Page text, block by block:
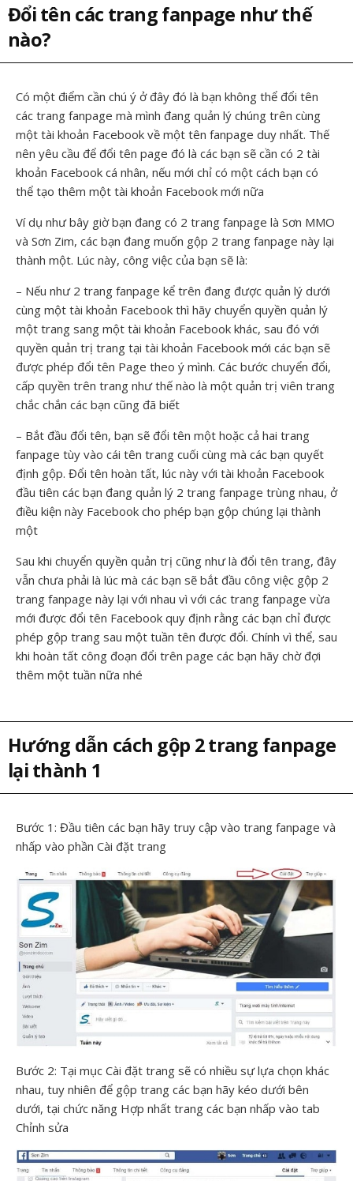
Đổi tên các trang fanpage như thế
nào?
Có một điểm cần chú ý ở đây đó là bạn không thể đổi tên
các trang fanpage mà mình đang quản lý chúng trên cùng
một tài khoản Facebook về một tên fanpage duy nhất. Thế
nên yêu cầu để đổi tên page đó là các bạn sẽ cần có 2 tài
khoản Facebook cá nhân, nếu mới chỉ có một cách bạn có
thể tạo thêm một tài khoản Facebook mới nữa
Ví dụ như bây giờ bạn đang có 2 trang fanpage là Sơn MMO
và Sơn Zim, các bạn đang muốn gộp 2 trang fanpage này lại
thành một. Lúc này, công việc của bạn sẽ là:
– Nếu như 2 trang fanpage kể trên đang được quản lý dưới
cùng một tài khoản Facebook thì hãy chuyển quyền quản lý
một trang sang một tài khoản Facebook khác, sau đó với
quyền quản trị trang tại tài khoản Facebook mới các bạn sẽ
được phép đổi tên Page theo ý mình. Các bước chuyển đổi,
cấp quyền trên trang như thế nào là một quản trị viên trang
chắc chắn các bạn cũng đã biết
– Bắt đầu đổi tên, bạn sẽ đổi tên một hoặc cả hai trang
fanpage tùy vào cái tên trang cuối cùng mà các bạn quyết
định gộp. Đổi tên hoàn tất, lúc này với tài khoản Facebook
đầu tiên các bạn đang quản lý 2 trang fanpage trùng nhau, ở
điều kiện này Facebook cho phép bạn gộp chúng lại thành
một
Sau khi chuyển quyền quản trị cũng như là đổi tên trang, đây
vẫn chưa phải là lúc mà các bạn sẽ bắt đầu công việc gộp 2
trang fanpage này lại với nhau vì với các trang fanpage vừa
mới được đổi tên Facebook quy định rằng các bạn chỉ được
phép gộp trang sau một tuần tên được đổi. Chính vì thể, sau
khi hoàn tất công đoạn đổi trên page các bạn hãy chờ đợi
thêm một tuần nữa nhé
Hướng dẫn cách gộp 2 trang fanpage
lại thành 1
Bước 1: Đầu tiên các bạn hãy truy cập vào trang fanpage và
nhấp vào phần Cài đặt trang
Bước 2: Tại mục Cài đặt trang sẽ có nhiều sự lựa chọn khác
nhau, tuy nhiên để gộp trang các bạn hãy kéo dưới bên
dưới, tại chức năng Hợp nhất trang các bạn nhấp vào tab
Chỉnh sửa